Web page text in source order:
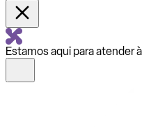
Estamos aqui para atender